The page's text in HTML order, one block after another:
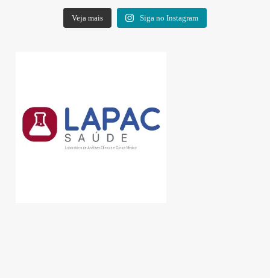
Veja mais Siga no Instagram